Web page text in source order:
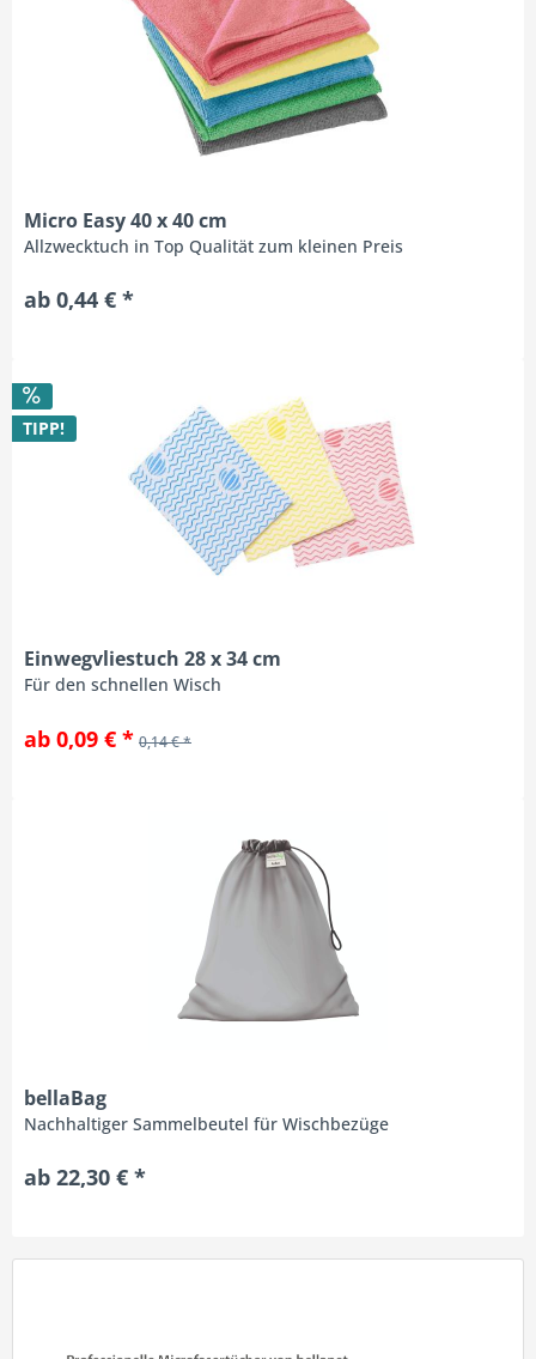
Micro Easy 40 x 40 cm
Allzwecktuch in Top Qualität zum kleinen Preis
ab 0,44 € *
TIPP!
Einwegvliestuch 28 x 34 cm
Für den schnellen Wisch
ab 0,09 € * 0,14 € *
bellaBag
Nachhaltiger Sammelbeutel für Wischbezüge
ab 22,30 € *